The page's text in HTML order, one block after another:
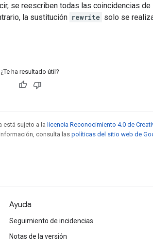
se reescriben todas las coincidencias de
la sustitución rewrite solo se
¿Te ha resultado útil?
está sujeto a la licencia Reconocimiento 4.0 de
información, consulta las políticas del sitio web de
Ayuda
Seguimiento de incidencias
Notas de la versión